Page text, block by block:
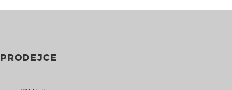
PRODEJCE